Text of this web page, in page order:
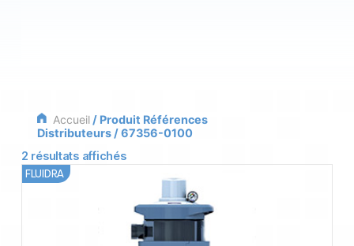
Accueil/ Produit Références
Distributeurs / 67356-0100
2 résultats affichés
FLUIDRA